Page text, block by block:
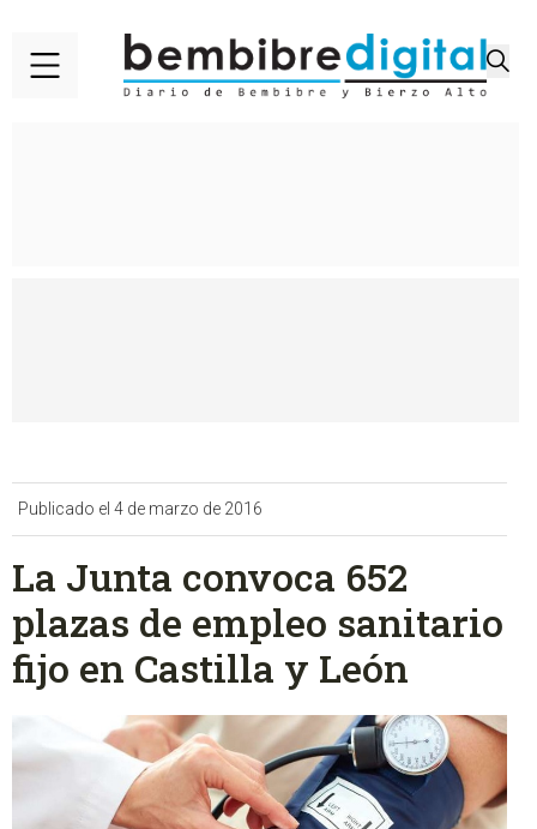
Publicado el 4 de marzo de 2016
La Junta convoca 652
plazas de empleo sanitario
fijo en Castilla y León